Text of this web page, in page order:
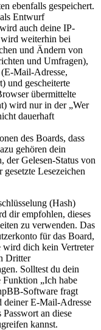
ebenfalls gespeichert.
Entwurf
auch deine IP-
weiterhin bei
und Ändern von
und Umfragen),
Mail-Adresse,
und gescheiterte
übermittelte
wird nur in der „Wer
dauerhaft
des Boards, dass
gehören dein
der Gelesen-Status von
Lesezeichen
(Hash)
dir empfohlen, dieses
zu verwenden. Das
für das Board,
wird dich kein Vertreter
Dritter
Solltest du dein
Funktion „Ich habe
Software fragt
deiner E-Mail-Adresse
Passwort an diese
kannst.